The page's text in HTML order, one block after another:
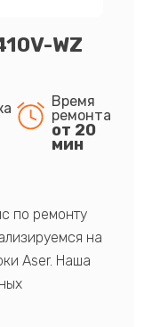
WZ
Время
ремонта
от 20
мин
по ремонту
на
Aser. Наша
и